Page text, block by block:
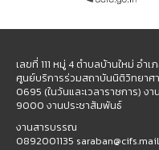
เลขที่ 111 หมู่ 4 ตำบลบ้านใหม่ อ
ศูนย์บริการร่วมสถาบันนิติวิทยาศ
0695 (ในวันและเวลาราชการ)
9000 งานประชาสัมพันธ์
งานสารบรรณ
0892001135